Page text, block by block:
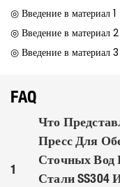
◎ Введение в материал 1
◎ Введение в материал 2
◎ Введение в материал 3
FAQ
1
Что
Пресс Для
Сточных
Стали SS304